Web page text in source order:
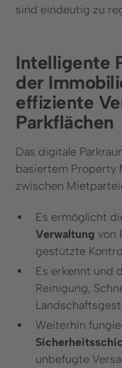
sind eindeutig zu
Intelligente
der
effiziente
Parkflächen
Das digitale
basiertem Property
zwischen
Es ermöglicht
Verwaltung von
gestützte
Es erkennt und
Reinigung,
Weiterhin
unbefugte